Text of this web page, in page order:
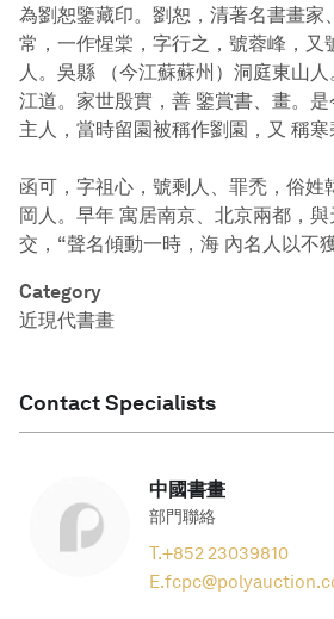
為劉恕鑒藏印。劉恕，清著名書畫家
常，一作惺棠，字行之，號蓉峰，又
人。吳縣 （今江蘇蘇州）洞庭東山
江道。家世殷實，善 鑒賞書、畫。
主人，當時留園被稱作劉園，又 稱寒
函可，字祖心，號剩人、罪禿，俗姓
岡人。早年 寓居南京、北京兩都，
交，“聲名傾動一時，海 內名人以不
Category
近現代書畫
Contact Specialists
中國書畫
部門聯絡
T.+852 23039810
E.